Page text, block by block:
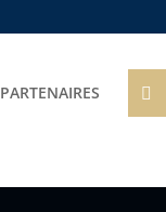
PARTENAIRES